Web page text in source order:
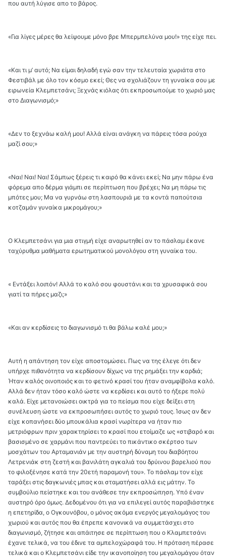
που αυτή λύγισε απο το βάρος.
«Για λίγες μέρες θα λείψουμε μόνο βρε Μπερμπελύνα μου!» της είχε πει.
«Και τι μ’ αυτό; Να είμαι δηλαδή εγώ σαν την τελευταία χωριάτα στο
Φεστιβάλ με όλο τον κόσμο εκεί; Θες να σχολιάζουν τη γυναίκα σου με
ειρωνεία Κλεμπετσάνι; Ξεχνάς κιόλας ότι εκπροσωπούμε το χωριό μας
στο Διαγωνισμό;»
«Δεν το ξεχνάω καλή μου! Αλλά είναι ανάγκη να πάρεις τόσα ρούχα
μαζί σου;»
«Ναι! Ναι! Ναι! Σάμπως ξέρεις τι καιρό θα κάνει εκεί; Να μην πάρω ένα
φόρεμα απο δέρμα γιάμπι σε περίπτωση που βρέχει; Να μη πάρω τις
μπότες μου; Μα να γυρνάω στη λασπουριά με τα κοντά παπούτσια
κοτζαμάν γυναίκα μικρομάγου;»
Ο Κλεμπετσάνι για μια στιγμή είχε αναρωτηθεί αν το πάσλαμ έκανε
ταχύρυθμα μαθήματα ερωτηματικού μονολόγου στη γυναίκα του.
« Εντάξει λοιπόν! Αλλά το καλό σου φουστάνι και τα χρυσαφικά σου
γιατί τα πήρες μαζι;»
«Και αν κερδίσεις το διαγωνισμό τι θα βάλω καλέ μου;»
Αυτή η απάντηση τον είχε αποστομώσει. Πως να της έλεγε ότι δεν
υπήρχε πιθανότητα να κερδίσουν δίχως να της ρημάξει την καρδιά;
Ήταν καλός οινοποιός και το φετινό κρασί του ήταν αναμφίβολα καλό.
Αλλά δεν ήταν τόσο καλό ώστε να κερδίσει και αυτό το ήξερε πολύ
καλά. Είχε μετανοιώσει οικτρά για το πείσμα που είχε δείξει στη
συνέλευση ώστε να εκπροσωπήσει αυτός το χωριό τους. Ίσως αν δεν
είχε κοπανήσει δύο μπουκάλια κρασί νωρίτερα να ήταν πιο
μετριόφρων πριν χαρακτηρίσει το κρασί που ετοίμαζε ως «στιβαρό και
βασισμένο σε χαρμάνι που παντρεύει το πικάντικο σκέρτσο των
μοσχάτων του Αρταμανιάν με την αυστηρή δύναμη του διαβόητου
Λετρενιάκ στη ζεστή και βανιλάτη αγκαλιά του δρύινου βαρελιού που
το φιλοξένησε κατά την 20ετή παραμονή του». Το πάσλαμ τον είχε
ταράξει στις δαγκωνιές μπας και σταματήσει αλλά εις μάτην. Το
συμβούλιο πείστηκε και του ανάθεσε την εκπροσώπηση. Υπό έναν
αυστηρό όρο όμως. Δεδομένου ότι για να επιλεγεί αυτός παραβιάστηκε
η επετηρίδα, ο Ογκουνόβου, ο μόνος ακόμα ενεργός μεγαλομάγος του
χωριού και αυτός που θα έπρεπε κανονικά να συμμετάσχει στο
διαγωνισμό, ζήτησε και απάιτησε σε περίπτωση που ο Κλαμπετσάνι
έχανε τελικά, να του έδινε τα αμπελοχώραφά του. Η πρόταση πέρασε
τελικά και ο Κλεμπετσάνι είδε την ικανοποίηση του μεγαλομάγου όταν